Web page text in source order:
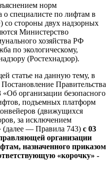
норм
о специалисте по лифтам в
стороны двух надзорных
Министерство
хозяйства РФ
по экологическому,
(Ростехнадзор).
статье на данную тему, в
Правительства
организации безопасного
подъемных платформ
(движущихся
за исключением
(далее — Правила 743) с 03
организации
назначенного приказом
«корочку» -